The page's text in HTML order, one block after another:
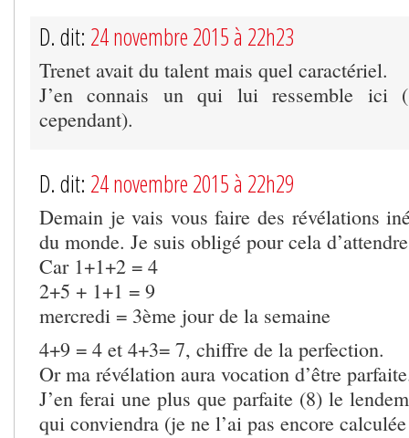
D. dit: 24 novembre 2015 à 22h23
Trenet avait du talent mais quel caractériel.
J’en connais un qui lui ressemble ici
cependant).
D. dit: 24 novembre 2015 à 22h29
Demain je vais vous faire des révélations
du monde. Je suis obligé pour cela
Car 1+1+2 = 4
2+5 + 1+1 = 9
mercredi = 3ème jour de la semaine
4+9 = 4 et 4+3= 7, chiffre de la perfection.
Or ma révélation aura vocation d’être
J’en ferai une plus que parfaite (8) le
qui conviendra (je ne l’ai pas encore